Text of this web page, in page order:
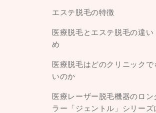
エステ脱毛の特徴
医療脱毛とエステ脱毛の違い
め
医療脱毛はどのクリニックで
いのか
医療レーザー脱毛機器のロン
ラー「ジェントル」シリーズ